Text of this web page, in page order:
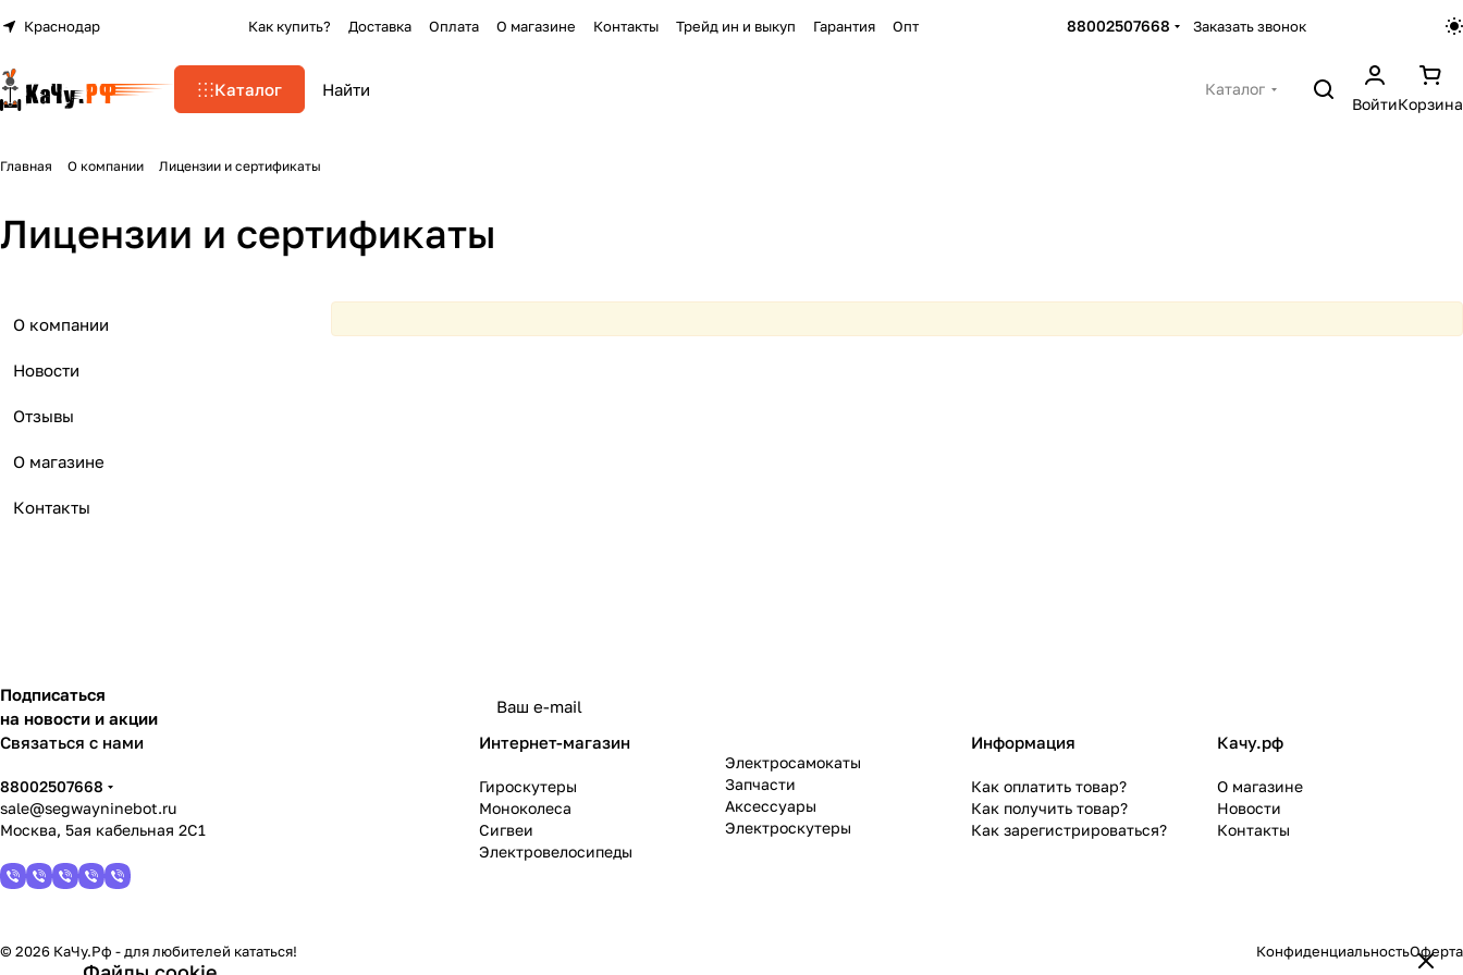
Краснодар Как купить? Доставка Оплата О магазине Контакты Трейд ин и выкуп Гарантия Опт 88002507668 Заказать звонок
Каталог
Каталог
ВойтиКорзина
Главная О компании Лицензии и сертификаты
Лицензии и сертификаты
О компании
Новости
Отзывы
О магазине
Контакты
Подписаться
на новости и акции
Связаться с нами
88002507668
sale@segwayninebot.ru
Москва, 5ая кабельная 2С1
Интернет-магазин
Гироскутеры
Моноколеса
Сигвеи
Электровелосипеды
Электросамокаты
Запчасти
Аксессуары
Электроскутеры
Информация
Как оплатить товар?
Как получить товар?
Как зарегистрироваться?
Качу.рф
О магазине
Новости
Контакты
© 2026 КаЧу.Рф - для любителей кататься! КонфиденциальностьОферта